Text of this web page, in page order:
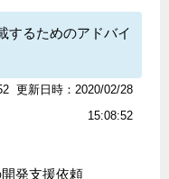
するためのアドバイ
更新日時：2020/02/28
15:08:52
発支援依頼